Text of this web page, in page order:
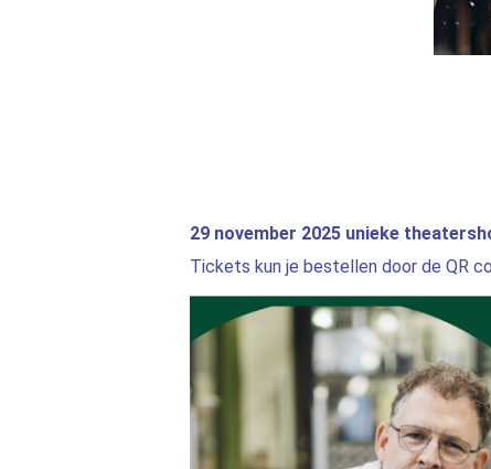
29 november 2025 unieke
Tickets kun je bestellen door de QR